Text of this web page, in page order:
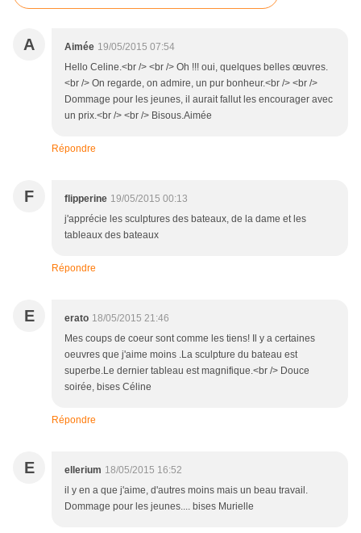
A Aimée 19/05/2015 07:54
Hello Celine.<br /> <br /> Oh !!! oui, quelques belles œuvres.
<br /> On regarde, on admire, un pur bonheur.<br /> <br />
Dommage pour les jeunes, il aurait fallut les encourager avec
un prix.<br /> <br /> Bisous.Aimée
Répondre
F flipperine 19/05/2015 00:13
j'apprécie les sculptures des bateaux, de la dame et les
tableaux des bateaux
Répondre
E erato 18/05/2015 21:46
Mes coups de coeur sont comme les tiens! Il y a certaines
oeuvres que j'aime moins .La sculpture du bateau est
superbe.Le dernier tableau est magnifique.<br /> Douce
soirée, bises Céline
Répondre
E ellerium 18/05/2015 16:52
il y en a que j'aime, d'autres moins mais un beau travail.
Dommage pour les jeunes.... bises Murielle